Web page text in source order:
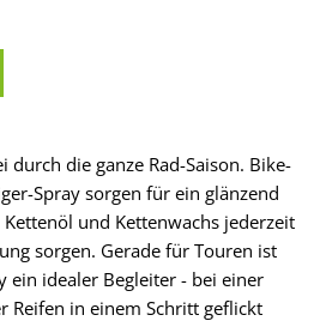
durch die ganze Rad-Saison. Bike-
Spray sorgen für ein glänzend
und Kettenwachs jederzeit
sorgen. Gerade für Touren ist
ein idealer Begleiter - bei einer
Reifen in einem Schritt geflickt